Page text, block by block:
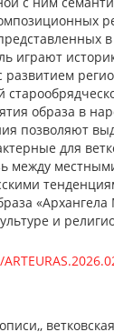
играют
развитием
образа в
позволяют
для
между
и